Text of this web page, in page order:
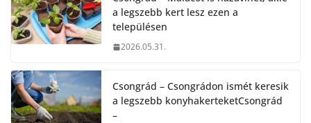
a legszebb kert lesz ezen a
településen
2026.05.31.
Csongrád – Csongrádon ismét keresik
a legszebb konyhakerteketCsongrád
–